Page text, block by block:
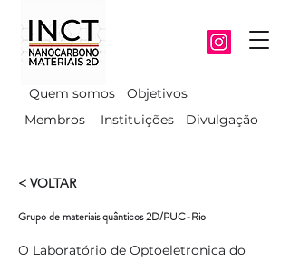
Membros
Quem somos
Instituições
Objetivos
Divulgação
< VOLTAR
Grupo de materiais quânticos 2D/PUC-Rio
O Laboratório de Optoeletronica do